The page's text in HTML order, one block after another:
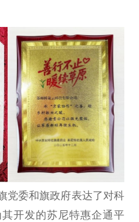
党委和旗政府表达了对科
开发的苏尼特惠企通平